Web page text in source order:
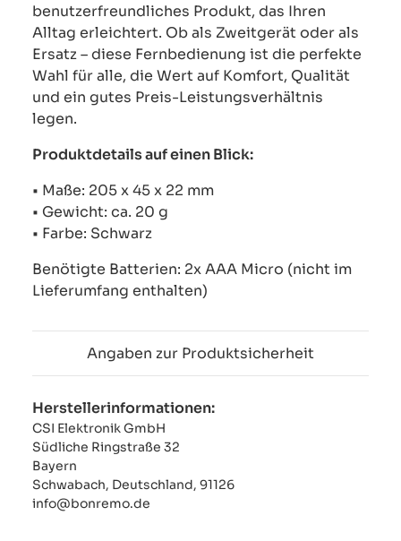
benutzerfreundliches Produkt, das Ihren
Alltag erleichtert. Ob als Zweitgerät oder als
Ersatz – diese Fernbedienung ist die perfekte
Wahl für alle, die Wert auf Komfort, Qualität
und ein gutes Preis-Leistungsverhältnis
legen.
Produktdetails auf einen Blick:
• Maße: 205 x 45 x 22 mm
• Gewicht: ca. 20 g
• Farbe: Schwarz
Benötigte Batterien: 2x AAA Micro (nicht im
Lieferumfang enthalten)
Angaben zur Produktsicherheit
Herstellerinformationen:
CSI Elektronik GmbH
Südliche Ringstraße 32
Bayern
Schwabach, Deutschland, 91126
info@bonremo.de